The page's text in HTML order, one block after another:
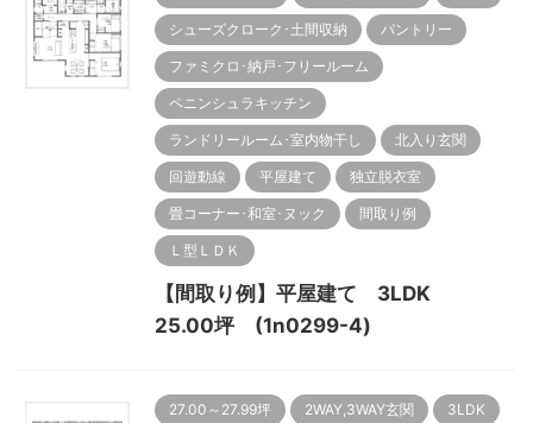
シューズクローク･土間収納 パントリー
ファミクロ･納戸･フリールーム
ペニンシュラキッチン
ランドリールーム･室内物干し 北入り玄関
回遊動線 平屋建て 独立脱衣室
畳コーナー･和室･ヌック 間取り例
Ｌ型ＬＤＫ
【間取り例】平屋建て 3LDK
25.00坪 (1n0299-4)
27.00～27.99坪 2WAY,3WAY玄関 3LDK